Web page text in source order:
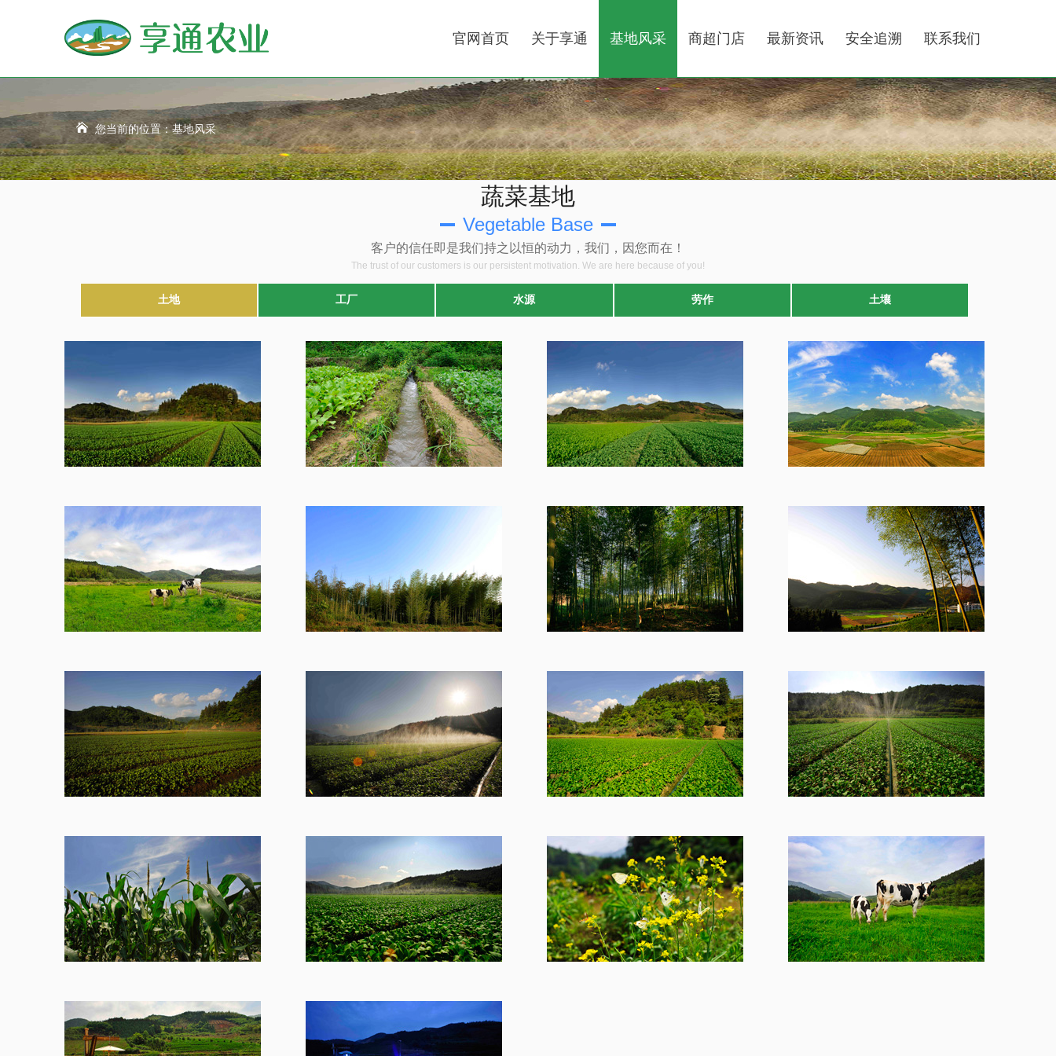
官网首页 关于享通 基地风采 商超门店 最新资讯 安全追溯 联系我们
您当前的位置：基地风采
蔬菜基地
Vegetable Base
客户的信任即是我们持之以恒的动力，我们，因您而在！
The trust of our customers is our persistent motivation. We are here because of you!
土地 工厂 水源 劳作 土壤